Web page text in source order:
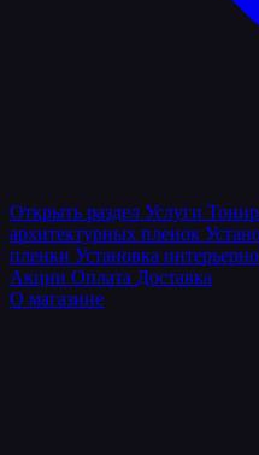
Открыть раздел Услуги
архитектурных пленок
пленки Установка
Акции Оплата Доставка
О магазине